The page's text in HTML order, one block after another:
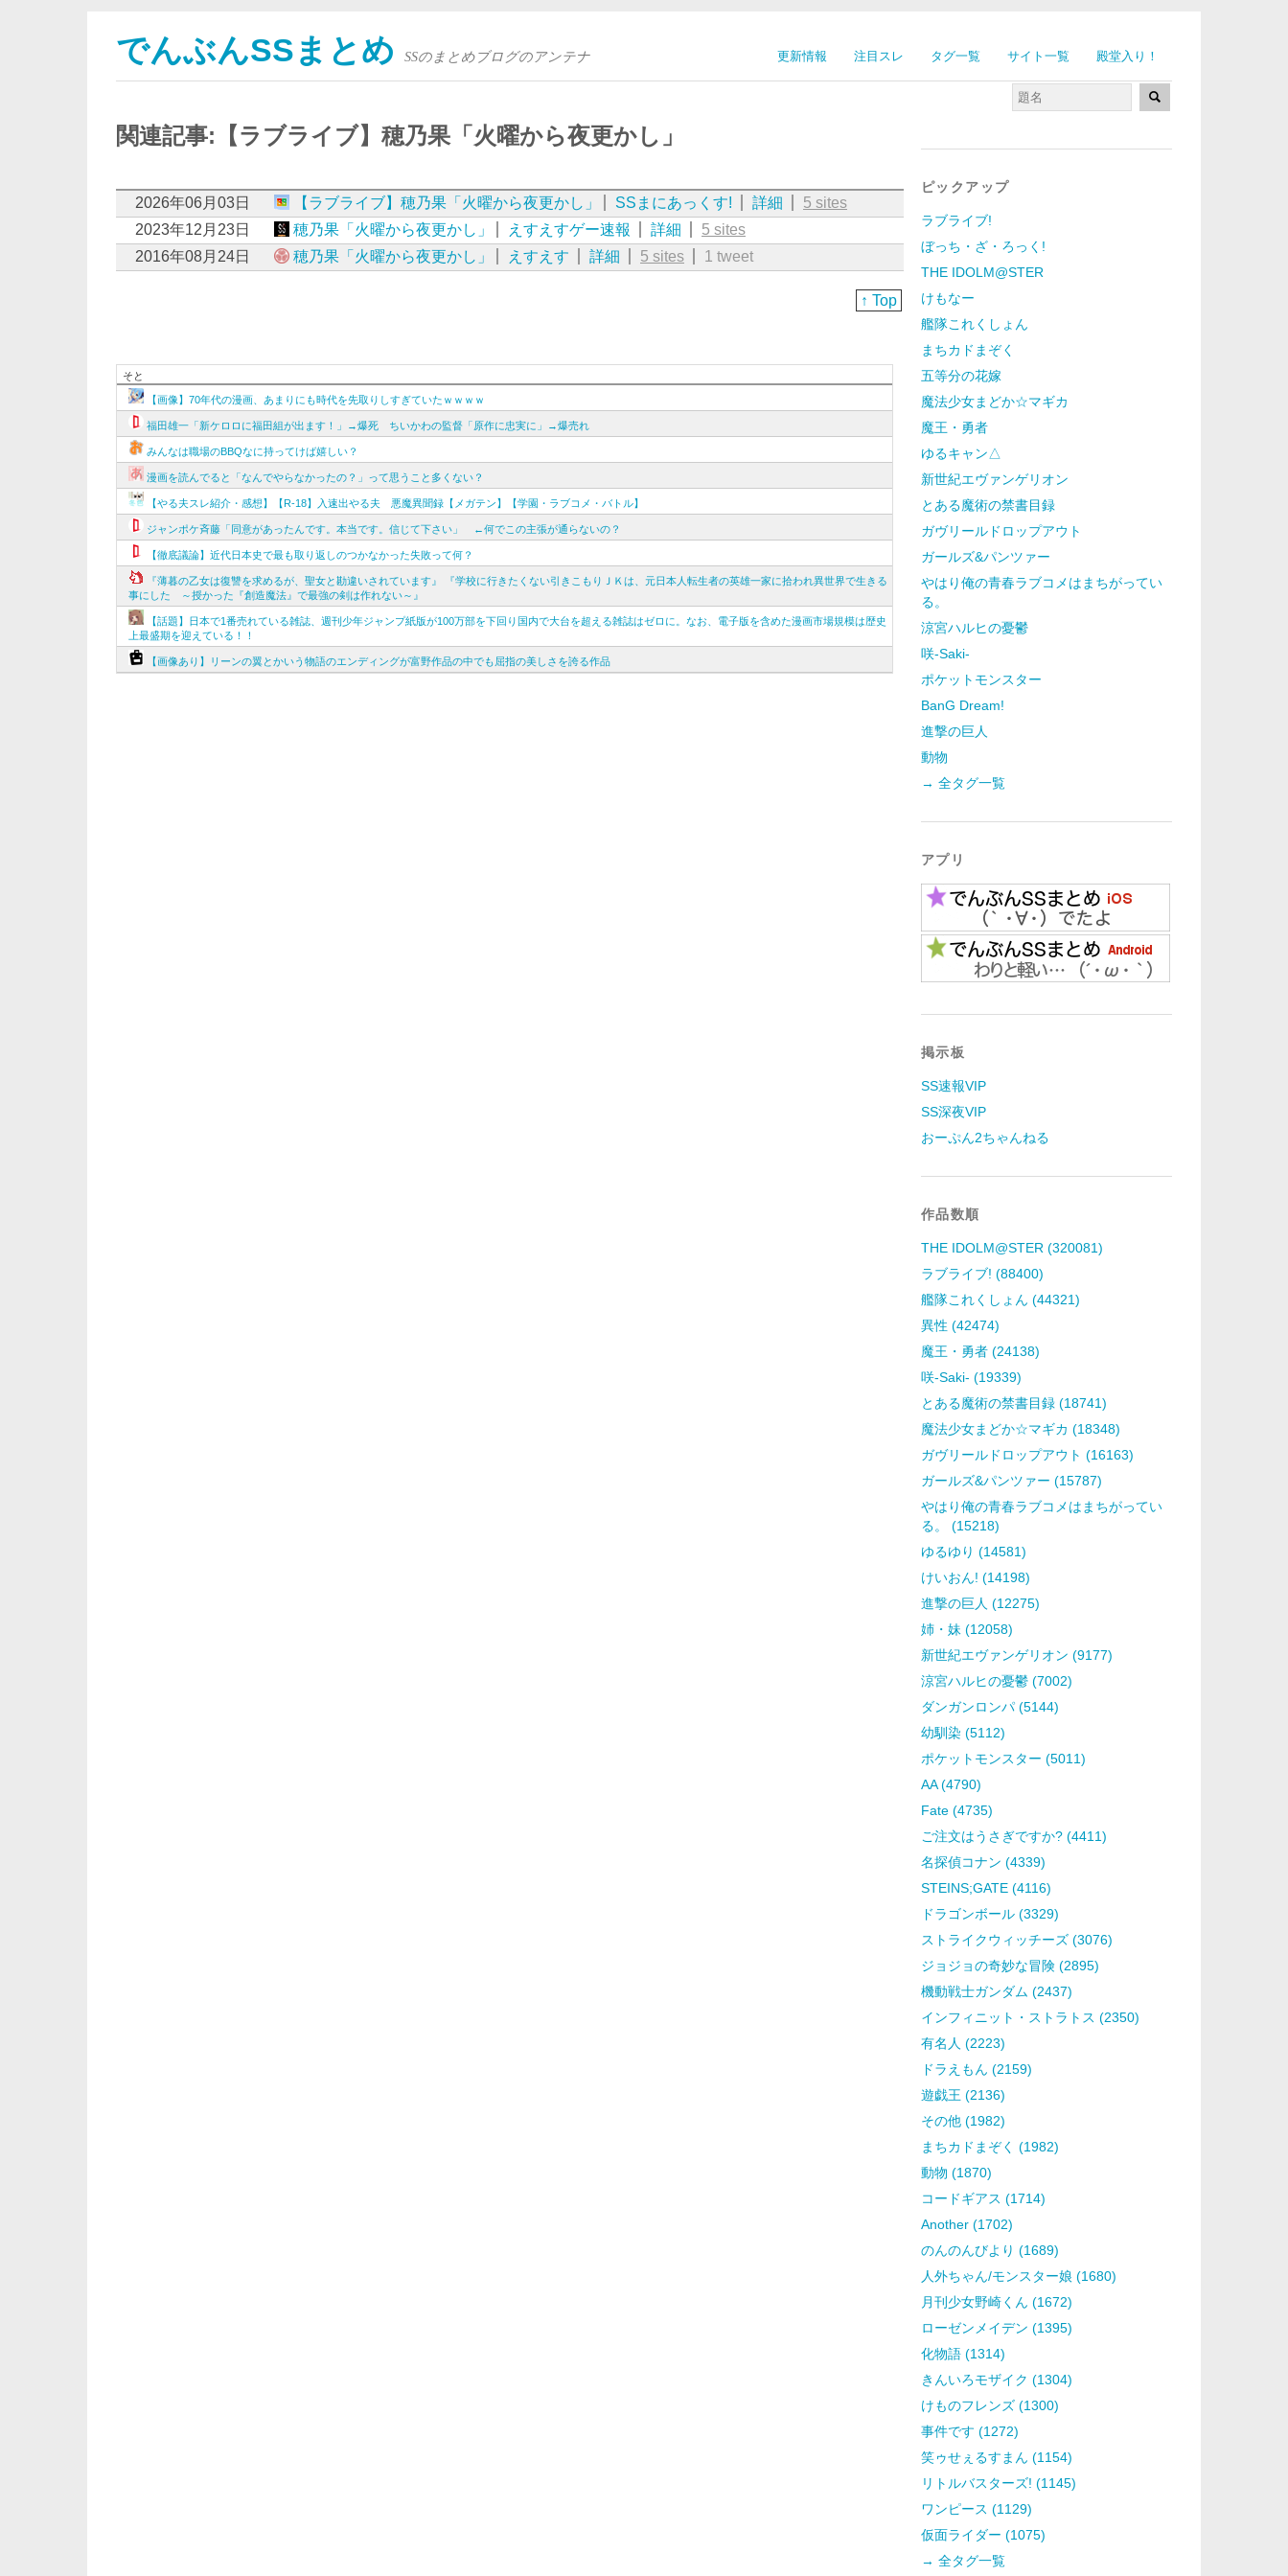
更新情報 注目スレ タグ一覧 サイト一覧 殿堂入り！
でんぶんSSまとめ SSのまとめブログのアンテナ
関連記事:【ラブライブ】穂乃果「火曜から夜更かし」
2026年06月03日 【ラブライブ】穂乃果「火曜から夜更かし」 SSまにあっくす! 詳細
5 sites
2023年12月23日
穂乃果「火曜から夜更かし」 えすえすゲー速報 詳細
5 sites
2016年08月24日
穂乃果「火曜から夜更かし」 えすえす 詳細 5 sites 1 tweet
↑ Top
そと
【画像】70年代の漫画、あまりにも時代を先取りしすぎていたｗｗｗｗ
福田雄一「新ケロロに福田組が出ます！」→爆死 ちいかわの監督「原作に忠実に」→爆売れ
みんなは職場のBBQなに持ってけば嬉しい？
漫画を読んでると「なんでやらなかったの？」って思うこと多くない？
【やる夫スレ紹介・感想】【R-18】入速出やる夫 悪魔異聞録【メガテン】【学園・ラブコメ・バトル】
ジャンポケ斉藤「同意があったんです。本当です。信じて下さい」 ←何でこの主張が通らないの？
【徹底議論】近代日本史で最も取り返しのつかなかった失敗って何？
『薄暮の乙女は復讐を求めるが、聖女と勘違いされています』 『学校に行きたくない引きこもりＪＫは、元日本人転生者の英雄一家に拾われ異世界で生きる
事にした ～授かった『創造魔法』で最強の剣は作れない～』
【話題】日本で1番売れている雑誌、週刊少年ジャンプ紙版が100万部を下回り国内で大台を超える雑誌はゼロに。なお、電子版を含めた漫画市場規模は歴史
上最盛期を迎えている！！
【画像あり】リーンの翼とかいう物語のエンディングが富野作品の中でも屈指の美しさを誇る作品
ピックアップ
ラブライブ!
ぼっち・ざ・ろっく!
THE IDOLM@STER
けもなー
艦隊これくしょん
まちカドまぞく
五等分の花嫁
魔法少女まどか☆マギカ
魔王・勇者
ゆるキャン△
新世紀エヴァンゲリオン
とある魔術の禁書目録
ガヴリールドロップアウト
ガールズ&パンツァー
やはり俺の青春ラブコメはまちがってい
る。
涼宮ハルヒの憂鬱
咲-Saki-
ポケットモンスター
BanG Dream!
進撃の巨人
動物
→ 全タグ一覧
アプリ
掲示板
SS速報VIP
SS深夜VIP
おーぷん2ちゃんねる
作品数順
THE IDOLM@STER (320081)
ラブライブ! (88400)
艦隊これくしょん (44321)
異性 (42474)
魔王・勇者 (24138)
咲-Saki- (19339)
とある魔術の禁書目録 (18741)
魔法少女まどか☆マギカ (18348)
ガヴリールドロップアウト (16163)
ガールズ&パンツァー (15787)
やはり俺の青春ラブコメはまちがってい
る。 (15218)
ゆるゆり (14581)
けいおん! (14198)
進撃の巨人 (12275)
姉・妹 (12058)
新世紀エヴァンゲリオン (9177)
涼宮ハルヒの憂鬱 (7002)
ダンガンロンパ (5144)
幼馴染 (5112)
ポケットモンスター (5011)
AA (4790)
Fate (4735)
ご注文はうさぎですか? (4411)
名探偵コナン (4339)
STEINS;GATE (4116)
ドラゴンボール (3329)
ストライクウィッチーズ (3076)
ジョジョの奇妙な冒険 (2895)
機動戦士ガンダム (2437)
インフィニット・ストラトス (2350)
有名人 (2223)
ドラえもん (2159)
遊戯王 (2136)
その他 (1982)
まちカドまぞく (1982)
動物 (1870)
コードギアス (1714)
Another (1702)
のんのんびより (1689)
人外ちゃん/モンスター娘 (1680)
月刊少女野崎くん (1672)
ローゼンメイデン (1395)
化物語 (1314)
きんいろモザイク (1304)
けものフレンズ (1300)
事件です (1272)
笑ゥせぇるすまん (1154)
リトルバスターズ! (1145)
ワンピース (1129)
仮面ライダー (1075)
→ 全タグ一覧